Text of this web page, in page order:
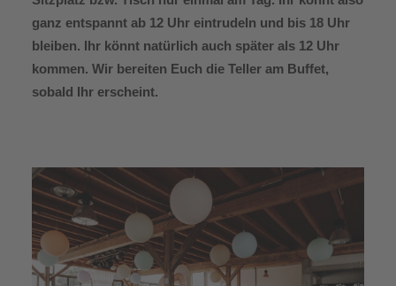
ganz entspannt ab 12 Uhr eintrudeln und bis 18 Uhr
bleiben. Ihr könnt natürlich auch später als 12 Uhr
kommen. Wir bereiten Euch die Teller am Buffet,
sobald Ihr erscheint.